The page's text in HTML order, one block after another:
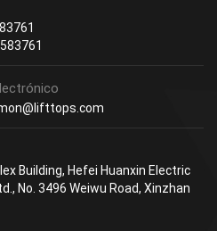
Building, Hefei Huanxin Electric
No. 3496 Weiwu Road, Xinzhan